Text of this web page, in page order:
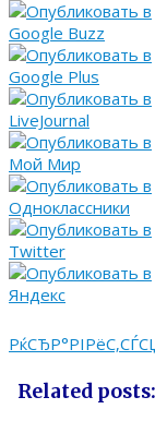
Related posts: